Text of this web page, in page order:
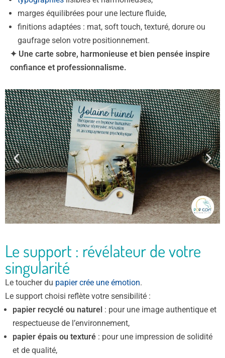
marges équilibrées pour une lecture fluide,
finitions adaptées : mat, soft touch, texturé, dorure ou
gaufrage selon votre positionnement.
✦ Une carte sobre, harmonieuse et bien pensée inspire
confiance et professionnalisme.
Le support : révélateur de votre
singularité
Le toucher du papier crée une émotion.
Le support choisi reflète votre sensibilité :
papier recyclé ou naturel : pour une image authentique et
respectueuse de l’environnement,
papier épais ou texturé : pour une impression de solidité
et de qualité,